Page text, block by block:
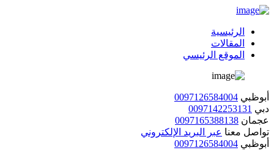
الرئيسية
المقالات
الموقع الرئيسي
أبوظبي 0097126584004
دبي 0097142253131
عجمان 0097165388138
تواصل معنا عبر البريد الإلكتروني
أبوظبي 0097126584004